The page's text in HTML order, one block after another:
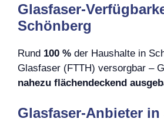
Glasfaser-
Schönberg
Rund 100 % der Haushalte in
Glasfaser (FTTH) versorgbar –
nahezu flächendeckend
Glasfaser-Anbieter